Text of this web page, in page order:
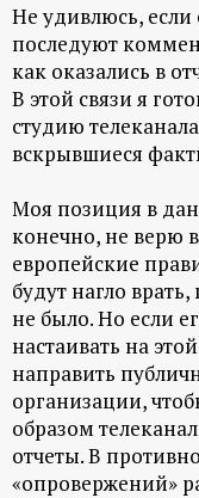
Не удивлюсь, если
последуют
как оказались в
В этой связи я
студию
вскрывшиеся
Моя позиция в
конечно, не верю
европейские
будут нагло
не было. Но если
настаивать на
направить
организации,
образом
отчеты. В
«опровержений»